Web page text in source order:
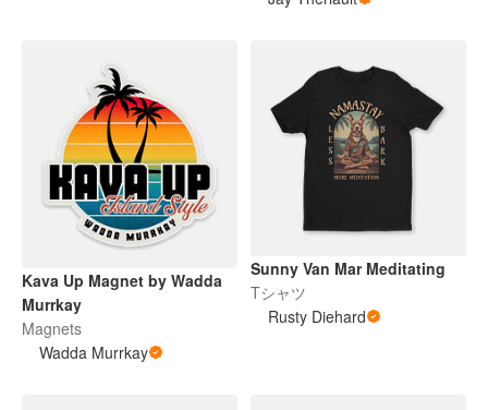
Kava Up Magnet by Wadda
Murrkay
Magnets
Wadda Murrkay
Sunny Van Mar Meditating
Tシャツ
Rusty Diehard